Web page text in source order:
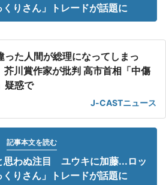
りさん」トレードが話題に
った人間が総理になってしまっ
芥川賞作家が批判 高市首相「中傷
疑惑で
J-CASTニュース
記事本文を読む
思わぬ注目 ユウキに加藤...ロッ
りさん」トレードが話題に